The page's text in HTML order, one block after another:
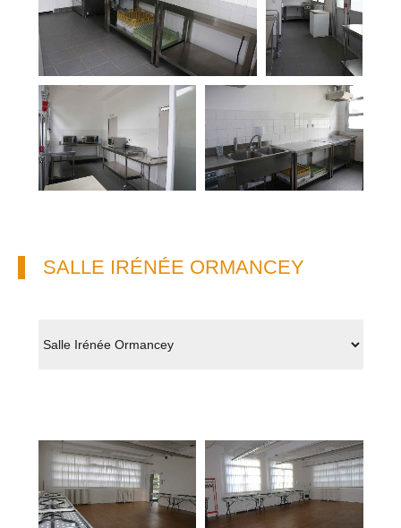
SALLE IRÉNÉE ORMANCEY